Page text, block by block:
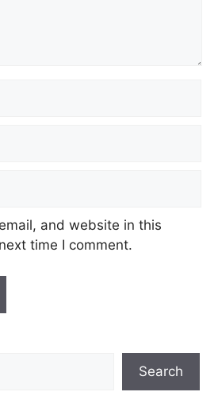
and website in this
time I comment.
Search